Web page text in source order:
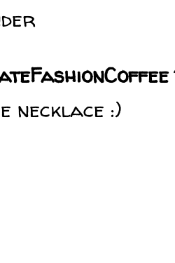
necklace :)